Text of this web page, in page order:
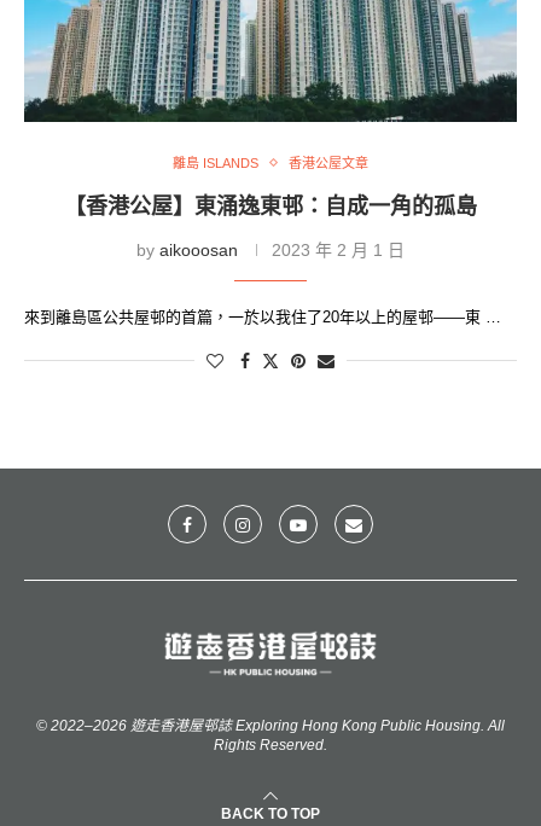
離島 ISLANDS 香港公屋文章
【香港公屋】東涌逸東邨：自成一角的孤島
by aikooosan 2023 年 2 月 1 日
來到離島區公共屋邨的首篇，一於以我住了20年以上的屋邨——東 …
© 2022–2026 遊走香港屋邨誌 Exploring Hong Kong Public Housing. All
Rights Reserved.
BACK TO TOP